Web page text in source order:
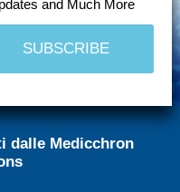
and Much More
dalle Medicchron